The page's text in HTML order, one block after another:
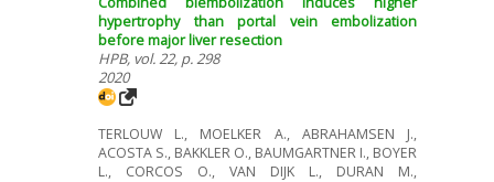
hypertrophy than portal vein embolization
before major liver resection
HPB, vol. 22, p. 298
2020
TERLOUW L., MOELKER A., ABRAHAMSEN J.,
ACOSTA S., BAKKLER O., BAUMGARTNER I., BOYER
L., CORCOS O., VAN DIJK L., DURAN M.,